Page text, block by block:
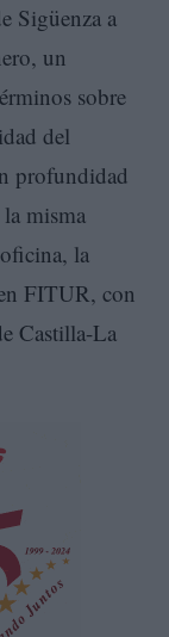
Sigüenza a
un
sobre
del
profundidad
misma
la
FITUR, con
Castilla-La